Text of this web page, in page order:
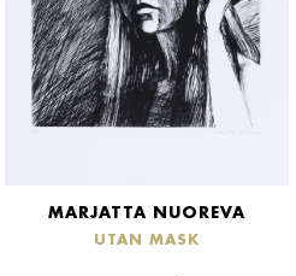
MARJATTA NUOREVA
UTAN MASK